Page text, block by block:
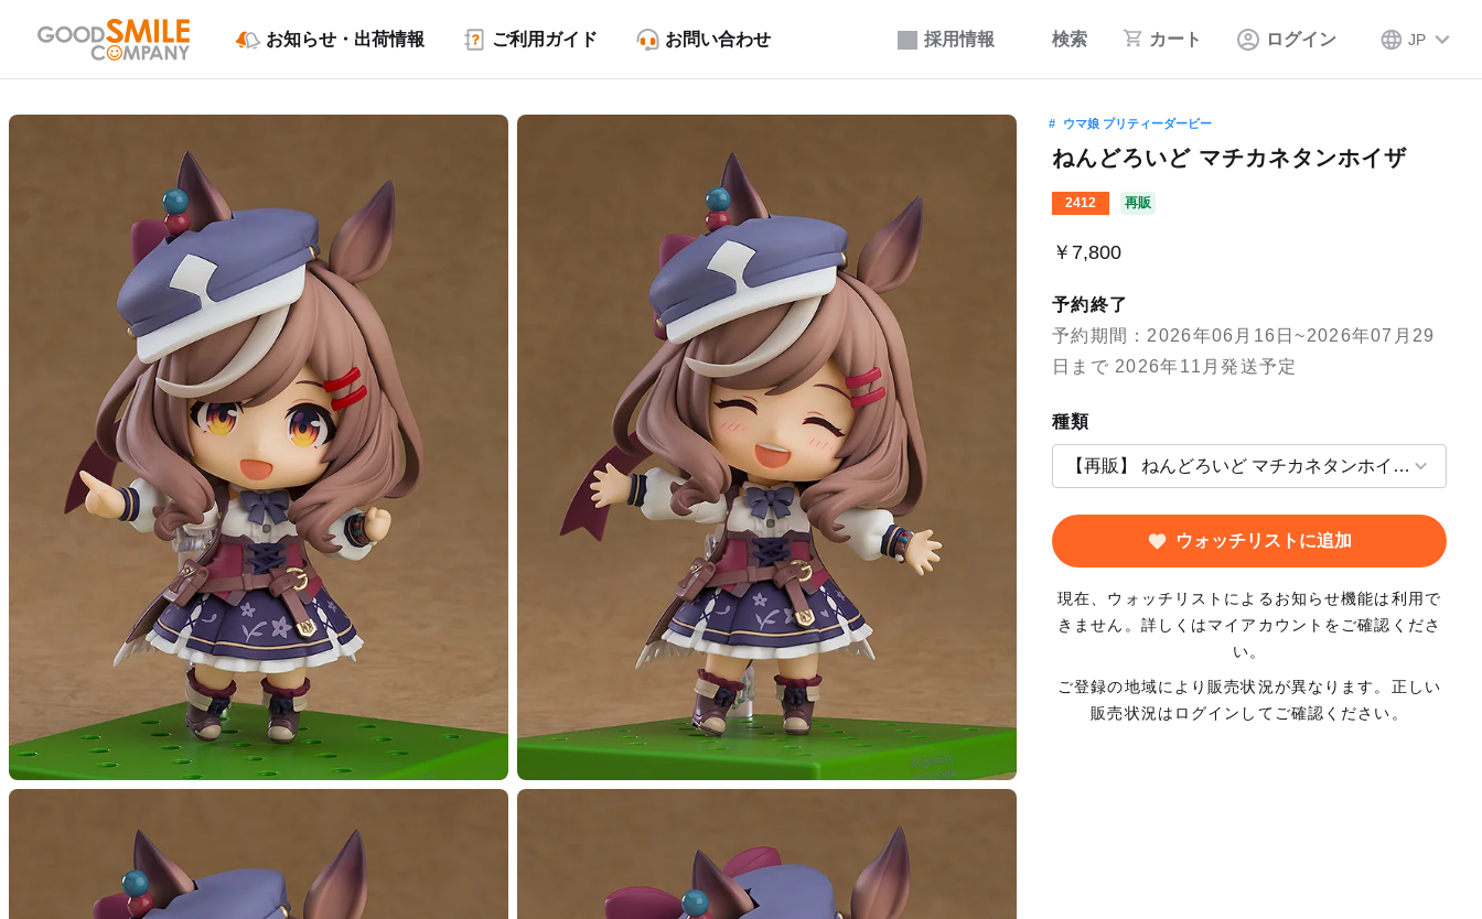
採用情報 検索 カート ログイン JP
お知らせ・出荷情報 ご利用ガイド お問い合わせ
ウマ娘 プリティーダービー
ねんどろいど マチカネタンホイザ
2412 再販
￥7,800
予約終了
予約期間：2026年06月16日~2026年07月29
日まで 2026年11月発送予定
種類
ウォッチリストに追加
現在、ウォッチリストによるお知らせ機能は利用で
きません。詳しくはマイアカウントをご確認くださ
い。
ご登録の地域により販売状況が異なります。正しい
販売状況はログインしてご確認ください。